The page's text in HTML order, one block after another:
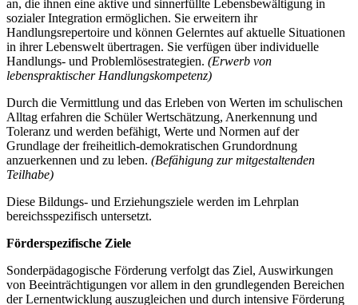
an, die ihnen eine aktive und sinnerfüllte Lebensbewältigung in
sozialer Integration ermöglichen. Sie erweitern ihr
Handlungsrepertoire und können Gelerntes auf aktuelle Situationen
in ihrer Lebenswelt übertragen. Sie verfügen über individuelle
Handlungs- und Problemlösestrategien. (Erwerb von
lebenspraktischer Handlungskompetenz)
Durch die Vermittlung und das Erleben von Werten im schulischen
Alltag erfahren die Schüler Wertschätzung, Anerkennung und
Toleranz und werden befähigt, Werte und Normen auf der
Grundlage der freiheitlich-demokratischen Grundordnung
anzuerkennen und zu leben. (Befähigung zur mitgestaltenden
Teilhabe)
Diese Bildungs- und Erziehungsziele werden im Lehrplan
bereichsspezifisch untersetzt.
Förderspezifische Ziele
Sonderpädagogische Förderung verfolgt das Ziel, Auswirkungen
von Beeinträchtigungen vor allem in den grundlegenden Bereichen
der Lernentwicklung auszugleichen und durch intensive Förderung